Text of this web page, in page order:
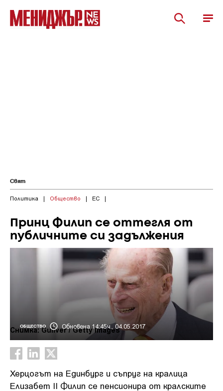
Свят
Политика | Общество | ЕС |
Принц Филип се оттегля от
публичните си задължения
ОБЩЕСТВО Обновена 14:45ч., 04.05.2017
Снимка: Guliver / Getty Images
Херцогът на Единбург и съпруг на кралица
Елизабет II Филип се пенсионира от кралските